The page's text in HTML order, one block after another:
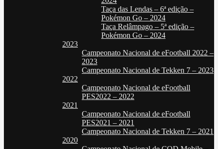
Taça das Lendas – 6ª edição –
Pokémon Go – 2024
Taça Relâmpago – 5ª edição –
Pokémon Go – 2024
2023
Campeonato Nacional de eFootball 2022 –
2023
Campeonato Nacional de Tekken 7 – 2023
2022
Campeonato Nacional de eFootball
PES2022 – 2022
2021
Campeonato Nacional de eFootball
PES2021 – 2021
Campeonato Nacional de Tekken 7 – 2021
2020